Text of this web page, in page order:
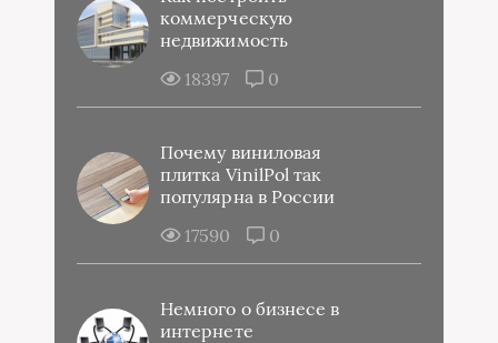
коммерческую
недвижимость
18397
0
Почему виниловая
плитка VinilPol так
популярна в России
17590
0
Немного о бизнесе в
интернете